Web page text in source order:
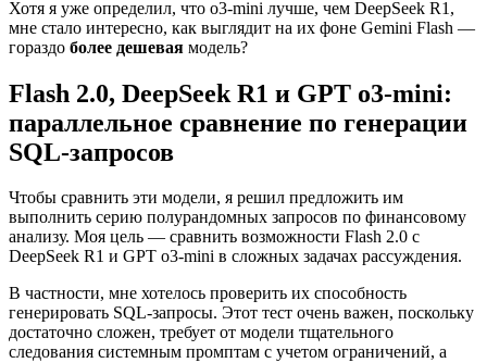
Хотя я уже определил, что o3-mini лучше, чем DeepSeek R1,
мне стало интересно, как выглядит на их фоне Gemini Flash —
гораздо более дешевая модель?
Flash 2.0, DeepSeek R1 и GPT o3-mini:
параллельное сравнение по генерации
SQL-запросов
Чтобы сравнить эти модели, я решил предложить им
выполнить серию полурандомных запросов по финансовому
анализу. Моя цель — сравнить возможности Flash 2.0 с
DeepSeek R1 и GPT o3-mini в сложных задачах рассуждения.
В частности, мне хотелось проверить их способность
генерировать SQL-запросы. Этот тест очень важен, поскольку
достаточно сложен, требует от модели тщательного
следования системным промптам с учетом ограничений, а